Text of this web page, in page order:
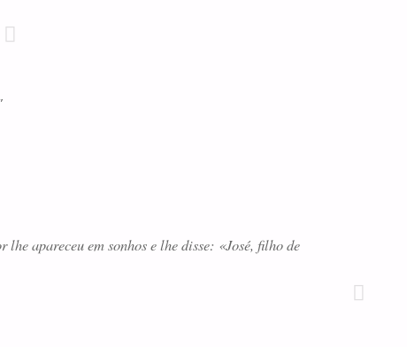
apareceu em sonhos e lhe disse: «José, filho de